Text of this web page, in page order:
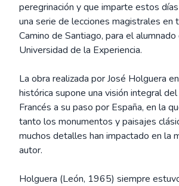
peregrinación y que imparte estos
una serie de lecciones magistrales en
Camino de Santiago, para el alumnado
Universidad de la Experiencia.
La obra realizada por José Holguera
histórica supone una visión integral del
Francés a su paso por España, en la
tanto los monumentos y paisajes
muchos detalles han impactado en la
autor.
Holguera (León, 1965) siempre